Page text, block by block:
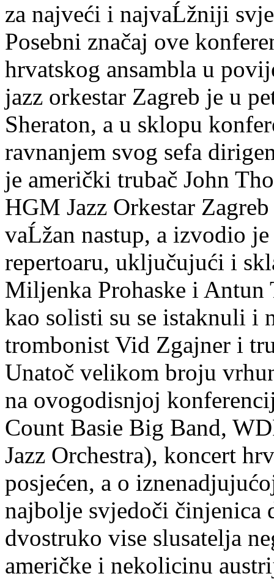
za najveći i najvaĹžniji
Posebni značaj ove
hrvatskog ansambla u
jazz orkestar Zagreb je u
Sheraton, a u sklopu
ravnanjem svog sefa
je američki trubač John
HGM Jazz Orkestar
vaĹžan nastup, a izvodio
repertoaru, uključujući i
Miljenka Prohaske i Antun
kao solisti su se istaknuli i
trombonist Vid Zgajner i
Unatoč velikom broju
na ovogodisnjoj
Count Basie Big Band,
Jazz Orchestra), koncert
posjećen, a o
najbolje svjedoči činjenica
dvostruko vise slusatelja
američke i nekolicinu